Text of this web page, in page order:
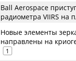
Ball Aerospace
радиометра VIIRS на
Новые элементы
направлены на
1